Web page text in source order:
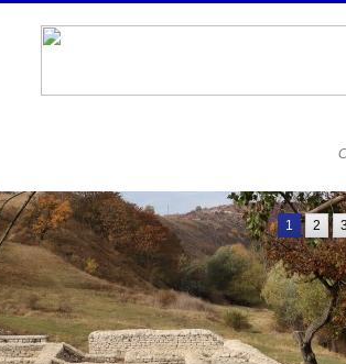
1 2